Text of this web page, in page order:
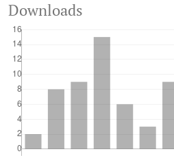
Downloads